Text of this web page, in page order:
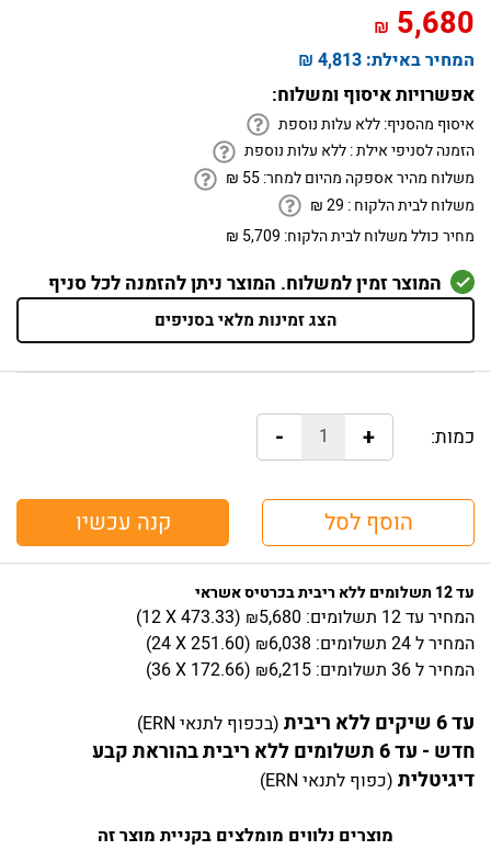
₪
5,680
₪
המחיר באילת: 4,813 ₪
אפשרויות איסוף ומשלוח:
איסוף מהסניף:ללא עלות נוספת
הזמנה לסניפי אילת :ללא עלות נוספת
משלוח מהיר אספקה מהיום למחר:
₪ 55
משלוח לבית הלקוח :
₪29
מחיר כולל משלוח לבית הלקוח: 5,709 ₪
המוצר זמין למשלוח. המוצר ניתן להזמנה לכל סניף
הצג זמינות מלאי בסניפים
כמות: +
-
הוסף לסל קנה עכשיו
עד 12 תשלומים ללא ריבית בכרטיס אשראי
המחיר עד 12 תשלומים: ₪5,680
(12 X473.33)
המחירל 24 תשלומים: ₪6,038
(24 X251.60)
המחירל 36 תשלומים: ₪6,215
(36 X 172.66)
עד 6 שיקים ללא ריבית (בכפוף לתנאי ERN)
חדש - עד 6 תשלומים ללא ריבית בהוראת קבע
דיגיטלית (כפוף לתנאי ERN)
מוצרים נלווים מומלצים בקניית מוצר זה